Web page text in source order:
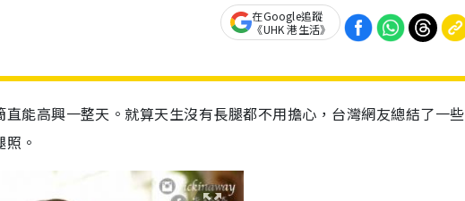
在Google追蹤
《UHK 港生活》
能高興一整天。就算天生沒有長腿都不用擔心，台灣網友總結了一些
。